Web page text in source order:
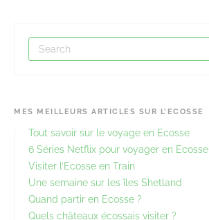
MES MEILLEURS ARTICLES SUR L’ECOSSE
Tout savoir sur le voyage en Ecosse
6 Séries Netflix pour voyager en Ecosse
Visiter l’Ecosse en Train
Une semaine sur les îles Shetland
Quand partir en Ecosse ?
Quels châteaux écossais visiter ?